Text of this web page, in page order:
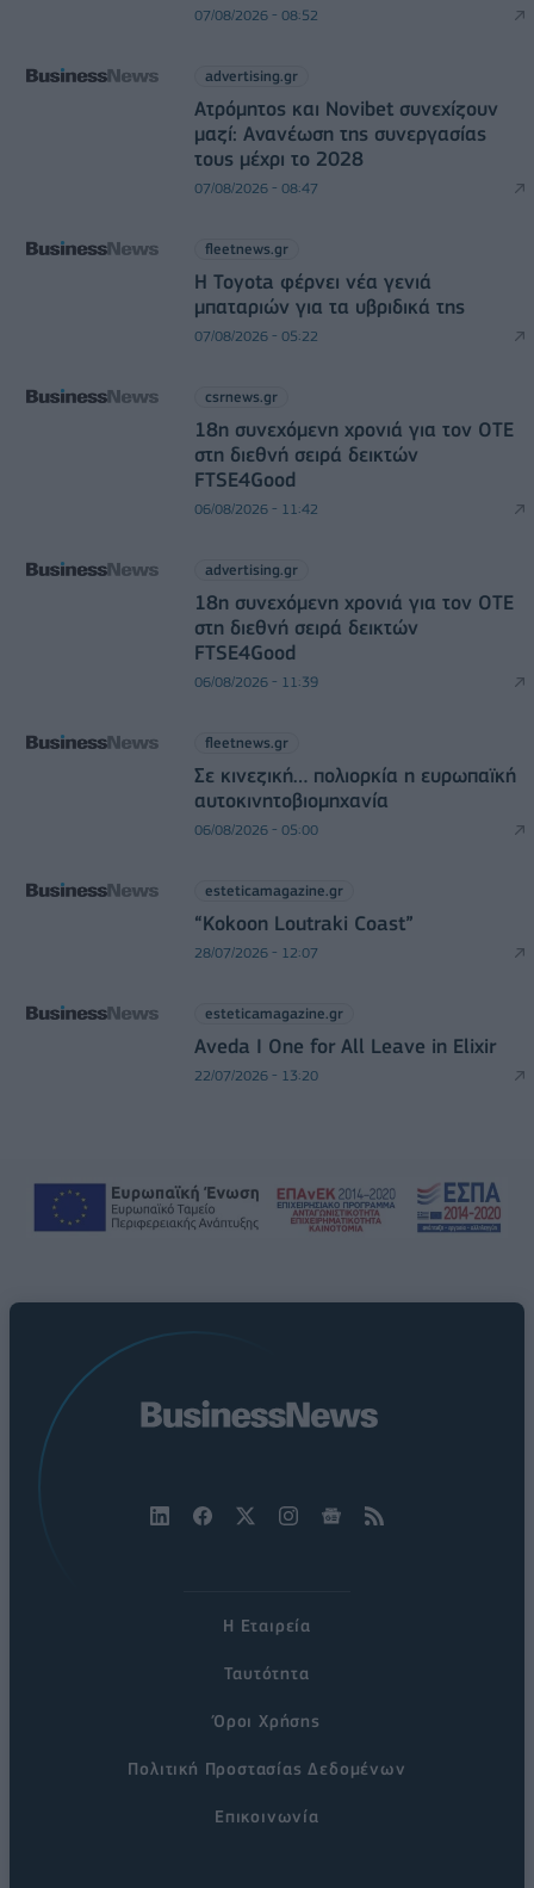
07/08/2026 - 08:52
advertising.gr
Ατρόμητος και Novibet συνεχίζουν
μαζί: Ανανέωση της συνεργασίας
τους μέχρι το 2028
07/08/2026 - 08:47
fleetnews.gr
Η Toyota φέρνει νέα γενιά
μπαταριών για τα υβριδικά της
07/08/2026 - 05:22
csrnews.gr
18η συνεχόμενη χρονιά για τον ΟΤΕ
στη διεθνή σειρά δεικτών
FTSE4Good
06/08/2026 - 11:42
advertising.gr
18η συνεχόμενη χρονιά για τον ΟΤΕ
στη διεθνή σειρά δεικτών
FTSE4Good
06/08/2026 - 11:39
fleetnews.gr
Σε κινεζική… πολιορκία η ευρωπαϊκή
αυτοκινητοβιομηχανία
06/08/2026 - 05:00
esteticamagazine.gr
“Kokoon Loutraki Coast”
28/07/2026 - 12:07
esteticamagazine.gr
Aveda I One for All Leave in Elixir
22/07/2026 - 13:20
Η Εταιρεία
Ταυτότητα
Όροι Χρήσης
Πολιτική Προστασίας Δεδομένων
Επικοινωνία